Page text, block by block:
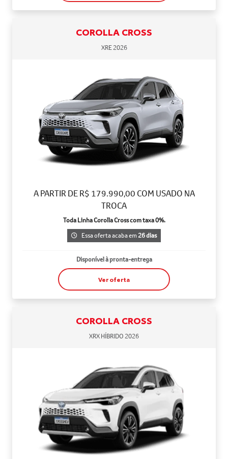
COROLLA CROSS
XRE 2026
A PARTIR DE R$ 179.990,00 COM USADO NA
TROCA
Toda Linha Corolla Cross com taxa 0%.
Essa oferta acaba em26 dias
Disponível à pronta-entrega
Ver oferta
COROLLA CROSS
XRX HÍBRIDO 2026